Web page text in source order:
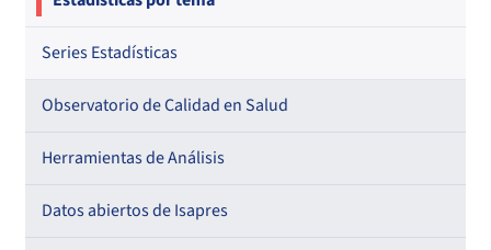
Series Estadísticas
Observatorio de Calidad en Salud
Herramientas de Análisis
Datos abiertos de Isapres